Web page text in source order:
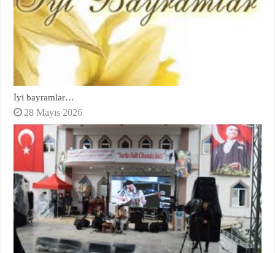
İyi bayramlar…
28 Mayıs 2026